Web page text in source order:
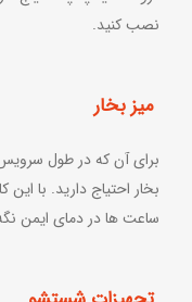
نصب کنید.
میز بخار
برای آن که در طول
بخار احتیاج دارید. با
ساعت ها در دمای ایمن